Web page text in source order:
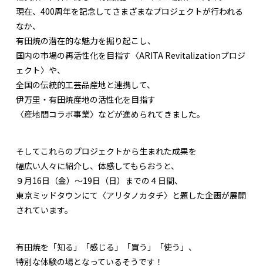
現在、400周年を記念してさまざまなプロジェクトが行われる
なか、
有田焼の潜在的な魅力を掘り起こし、
国内の市場の再活性化を目指す〈ARITA Revitalizationプロジ
ェクト〉や、
全国の伝統的工芸品産地と連携して、
伊万里・有田焼産地の活性化を目指す
〈産地間コラボ事業〉などが進められてきました。
そしてこれらのプロジェクトから生まれた成果を
幅広い人々に紹介し、体感してもらおうと、
９月16日（金）〜19日（日）までの４日間、
東京ミッドタウンにて〈アリタノカタチ〉と題した企画が展開
されています。
有田焼を「知る」「感じる」「買う」「使う」、
特別な体験の場となっているそうです！